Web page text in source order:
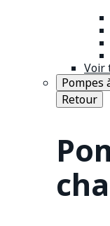
Voir
Pompes
Retour